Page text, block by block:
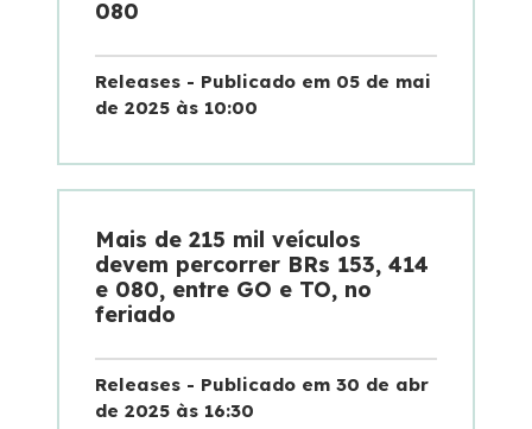
080
Releases - Publicado em 05 de mai
de 2025 às 10:00
Mais de 215 mil veículos
devem percorrer BRs 153, 414
e 080, entre GO e TO, no
feriado
Releases - Publicado em 30 de abr
de 2025 às 16:30